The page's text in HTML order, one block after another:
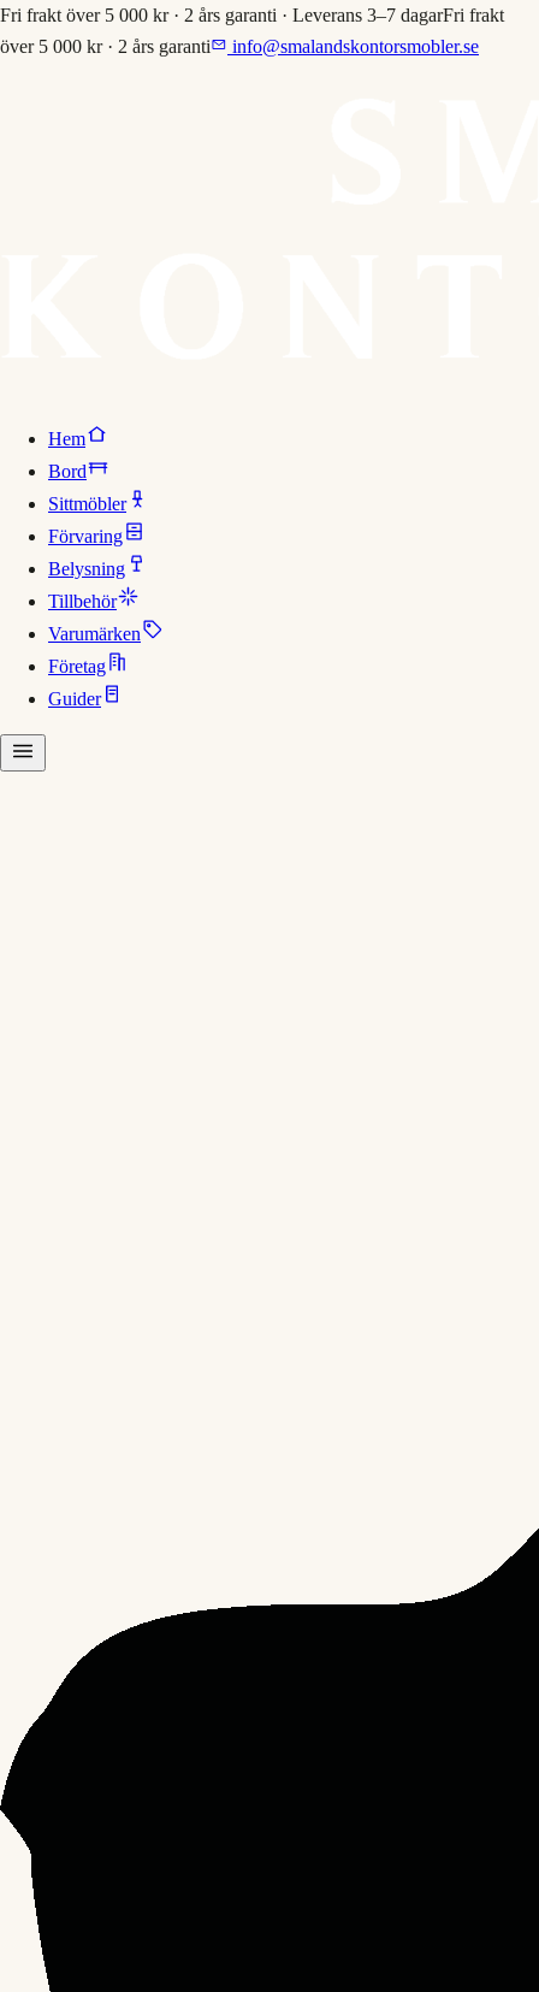
Fri frakt över 5 000 kr · 2 års garanti · Leverans 3–7 dagarFri frakt
över 5 000 kr · 2 års garanti
info@smalandskontorsmobler.se
Hem
Bord
Sittmöbler
Förvaring
Belysning
Tillbehör
Varumärken
Företag
Guider